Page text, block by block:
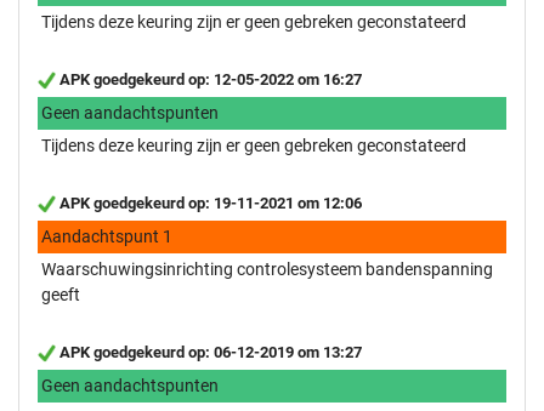
Tijdens deze keuring zijn er geen gebreken geconstateerd
APK goedgekeurd op: 12-05-2022 om 16:27
Geen aandachtspunten
Tijdens deze keuring zijn er geen gebreken geconstateerd
APK goedgekeurd op: 19-11-2021 om 12:06
Aandachtspunt 1
Waarschuwingsinrichting controlesysteem bandenspanning
geeft
APK goedgekeurd op: 06-12-2019 om 13:27
Geen aandachtspunten